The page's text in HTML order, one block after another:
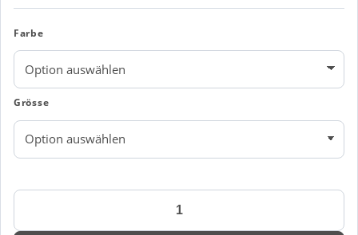
Farbe
Grösse
HAKRO